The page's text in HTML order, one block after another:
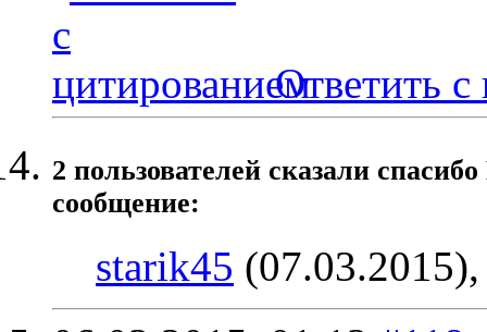
Ответить с
2 пользователей сказали
сообщение:
starik45